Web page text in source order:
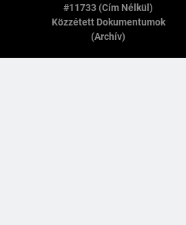
#11733 (cím Nélkül)
Közzétett Dokumentumok
(archív)